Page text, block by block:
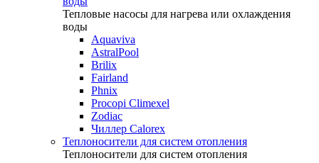
Тепловые насосы для нагрева или охлаждения
воды
Aquaviva
AstralPool
Brilix
Fairland
Phnix
Procopi Climexel
Zodiac
Чиллер Calorex
Теплоносители для систем отопления
Теплоносители для систем отопления